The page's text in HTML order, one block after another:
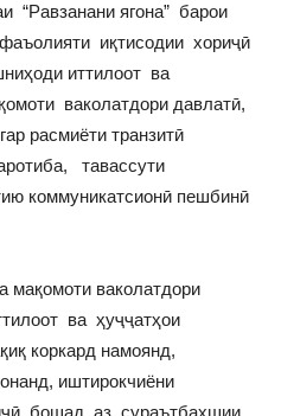
“Равзанани ягона” барои
иқтисодии хориҷӣ
иттилоот ва
ваколатдори давлатӣ,
расмиёти транзитӣ
тавассути
коммуникатсионӣ пешбинӣ
мақомоти ваколатдори
ва ҳуҷҷатҳои
коркард намоянд,
иштирокчиёни
бошад аз сураътбахшии